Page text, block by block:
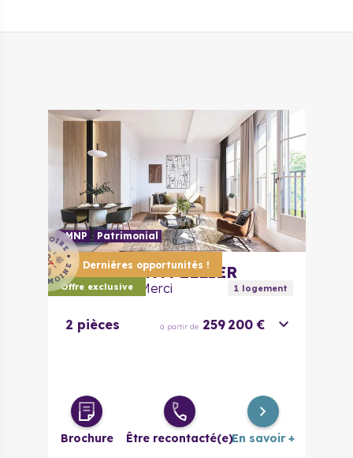
Dernières opportunités !
Offre exclusive
LMNP Patrimonial
34000 MONTPELLIER
Le Clos de la Merci 1logement
2 pièces à partir de 259 200 €
Brochure Être recontacté(e)En savoir +